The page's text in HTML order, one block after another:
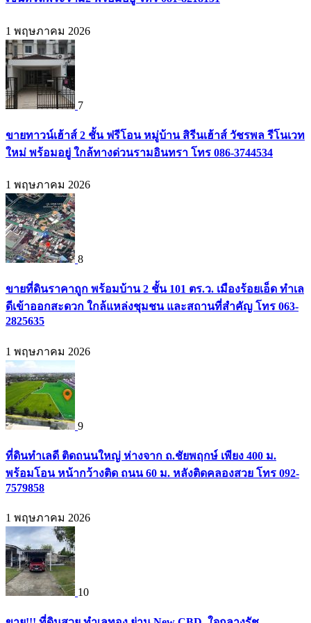
1 พฤษภาคม 2026
7
ขายทาวน์เฮ้าส์ 2 ชั้น ฟรีโอน หมู่บ้าน สิรีนเฮ้าส์ วัชรพล รีโนเวท
ใหม่ พร้อมอยู่ ใกล้ทางด่วนรามอินทรา โทร 086-3744534
1 พฤษภาคม 2026
8
ขายที่ดินราคาถูก พร้อมบ้าน 2 ชั้น 101 ตร.ว. เมืองร้อยเอ็ด ทำเล
ดีเข้าออกสะดวก ใกล้แหล่งชุมชน และสถานที่สำคัญ โทร 063-
2825635
1 พฤษภาคม 2026
9
ที่ดินทำเลดี ติดถนนใหญ่ ห่างจาก ถ.ชัยพฤกษ์ เพียง 400 ม.
พร้อมโอน หน้ากว้างติด ถนน 60 ม. หลังติดคลองสวย โทร 092-
7579858
1 พฤษภาคม 2026
10